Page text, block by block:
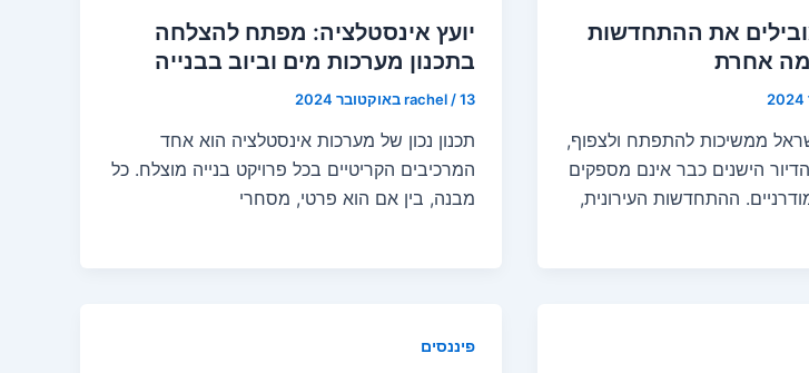
את ההתחדשות
אחרת
ממשיכות להתפתח ולצפוף,
הישנים כבר אינם מספקים
ההתחדשות העירונית,
יועץ אינסטלציה: מפתח להצלחה
בתכנון מערכות מים וביוב בבנייה
rachel /13 באוקטובר 2024
תכנון נכון של מערכות אינסטלציה הוא אחד
המרכיבים הקריטיים בכל פרויקט בנייה מוצלח. כל
מבנה, בין אם הוא פרטי, מסחרי
פיננסים